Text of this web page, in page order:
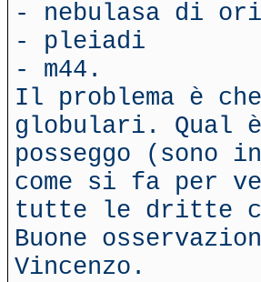
- nebulasa di
- pleiadi
- m44.
Il problema è
globulari. Qual
posseggo (sono
come si fa per
tutte le dritte
Buone
Vincenzo.